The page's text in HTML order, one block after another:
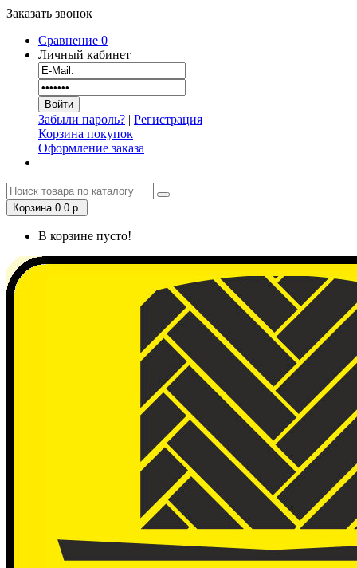
Заказать звонок
Сравнение 0
Личный кабинет
Забыли пароль? | Регистрация
Корзина покупок
Оформление заказа
Корзина 0 0 р.
В корзине пусто!